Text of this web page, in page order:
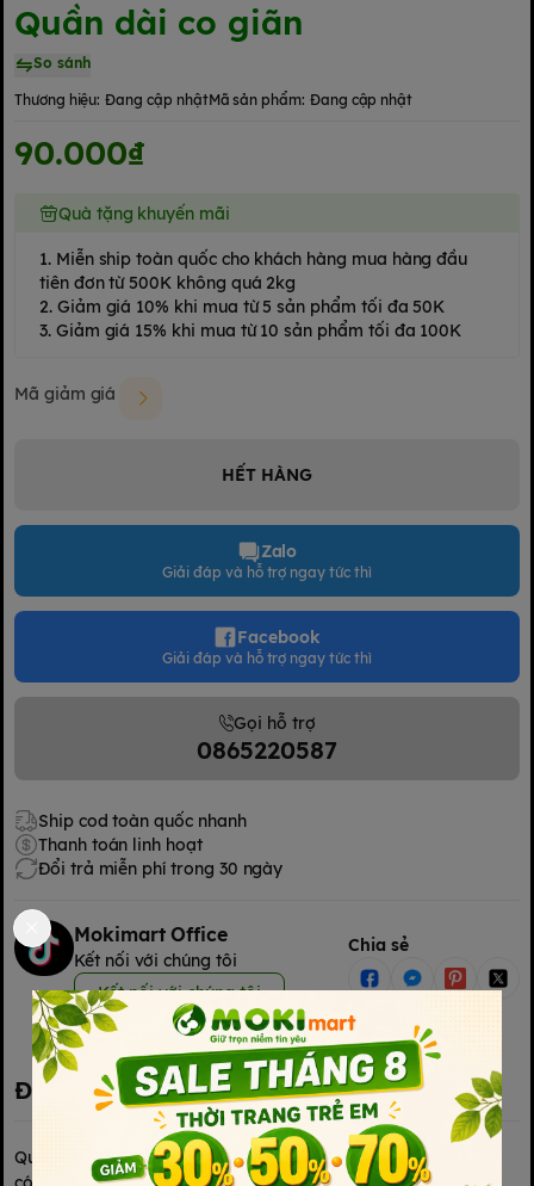
Quần dài co giãn
So sánh
Thương hiệu: Đang cập nhậtMã sản phẩm: Đang cập nhật
90.000₫
Quà tặng khuyến mãi
1. Miễn ship toàn quốc cho khách hàng mua hàng đầu
tiên đơn từ 500K không quá 2kg
2. Giảm giá 10% khi mua từ 5 sản phẩm tối đa 50K
3. Giảm giá 15% khi mua từ 10 sản phẩm tối đa 100K
Mã giảm giá
HẾT HÀNG
Zalo
Giải đáp và hỗ trợ ngay tức thì
Facebook
Giải đáp và hỗ trợ ngay tức thì
Gọi hỗ trợ
0865220587
Ship cod toàn quốc nhanh
Thanh toán linh hoạt
Đổi trả miễn phí trong 30 ngày
Mokimart Office
Kết nối với chúng tôi
Kết nối với chúng tôi
Chia sẻ
Đặc điểm nổi bật
Quần dài co giãn là loại trang phục được làm từ chất liệu vải